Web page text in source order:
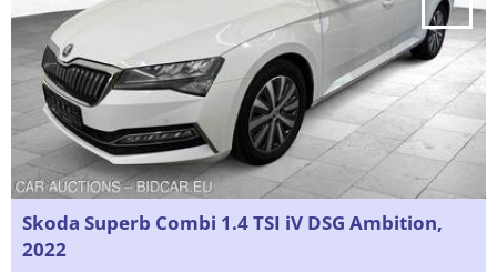
Skoda Superb Combi 1.4 TSI iV DSG Ambition,
2022